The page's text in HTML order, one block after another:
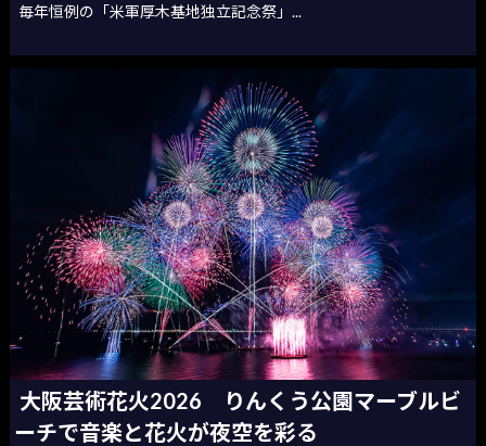
毎年恒例の「米軍厚木基地独立記念祭」...
大阪芸術花火2026 りんくう公園マーブルビ
ーチで音楽と花火が夜空を彩る